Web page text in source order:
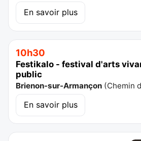
En savoir plus
10h30
Festikalo - festival d'arts
public
Brienon-sur-Armançon (Chemin
En savoir plus